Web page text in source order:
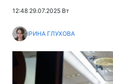
12:48 29.07.2025 Вт
ІРИНА ГЛУХОВА